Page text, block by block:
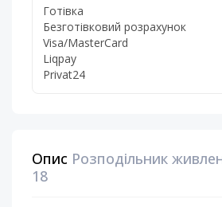
Готівка
Безготівковий розрахунок
Visa/MasterCard
Liqpay
Privat24
Опис Розподільник
18